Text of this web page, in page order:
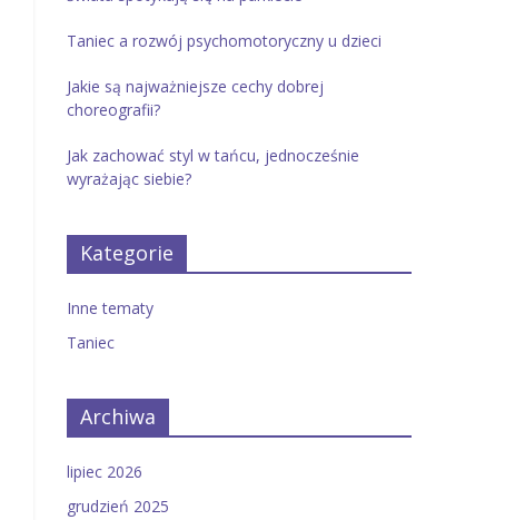
Taniec a rozwój psychomotoryczny u dzieci
Jakie są najważniejsze cechy dobrej
choreografii?
Jak zachować styl w tańcu, jednocześnie
wyrażając siebie?
Kategorie
Inne tematy
Taniec
Archiwa
lipiec 2026
grudzień 2025